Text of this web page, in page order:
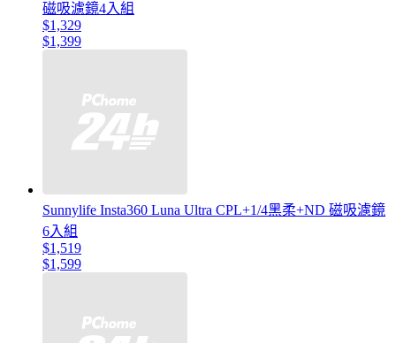
磁吸濾鏡4入組
$1,329
$1,399
Sunnylife Insta360 Luna Ultra CPL+1/4黑柔+ND 磁吸濾鏡
6入組
$1,519
$1,599